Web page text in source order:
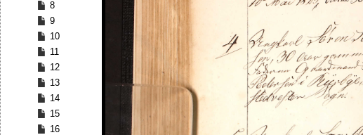
8
9
10
11
12
13
14
15
16